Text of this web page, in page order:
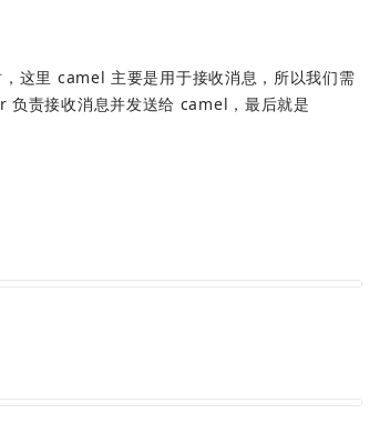
这里 camel 主要是用于接收消息，所以我们需
责接收消息并发送给 camel，最后就是